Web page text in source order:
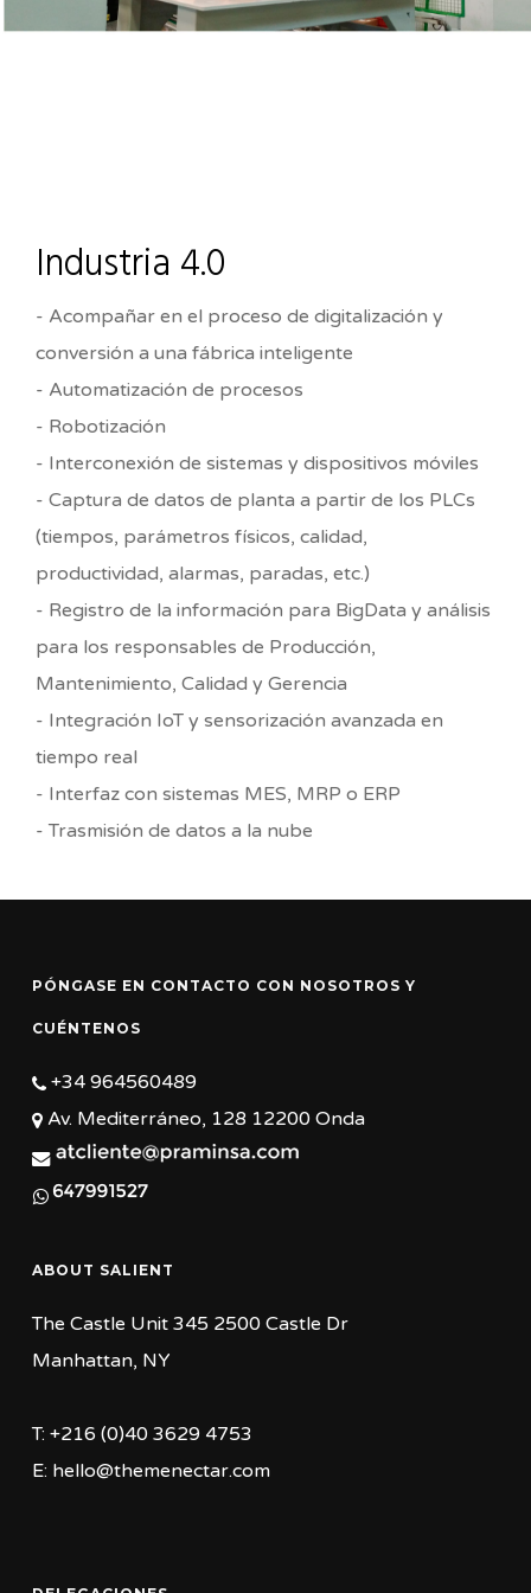
Industria 4.0
- Acompañar en el proceso de digitalización y
conversión a una fábrica inteligente
- Automatización de procesos
- Robotización
- Interconexión de sistemas y dispositivos móviles
- Captura de datos de planta a partir de los PLCs
(tiempos, parámetros físicos, calidad,
productividad, alarmas, paradas, etc.)
- Registro de la información para BigData y análisis
para los responsables de Producción,
Mantenimiento, Calidad y Gerencia
- Integración IoT y sensorización avanzada en
tiempo real
- Interfaz con sistemas MES, MRP o ERP
- Trasmisión de datos a la nube
PÓNGASE EN CONTACTO CON NOSOTROS Y
CUÉNTENOS
+34 964560489
Av. Mediterráneo, 128 12200 Onda
ABOUT SALIENT
The Castle Unit 345 2500 Castle Dr
Manhattan, NY
T: +216 (0)40 3629 4753
E: hello@themenectar.com